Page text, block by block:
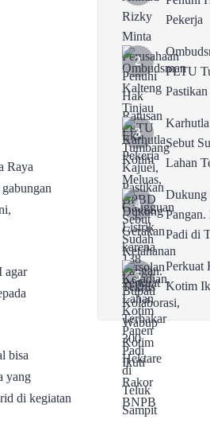
Raya
agar
bisa
yang
di kegiatan
Pekerja
PLTU
Sebut
Lahan
Dukung
Padi di
Perkuat
Kotim